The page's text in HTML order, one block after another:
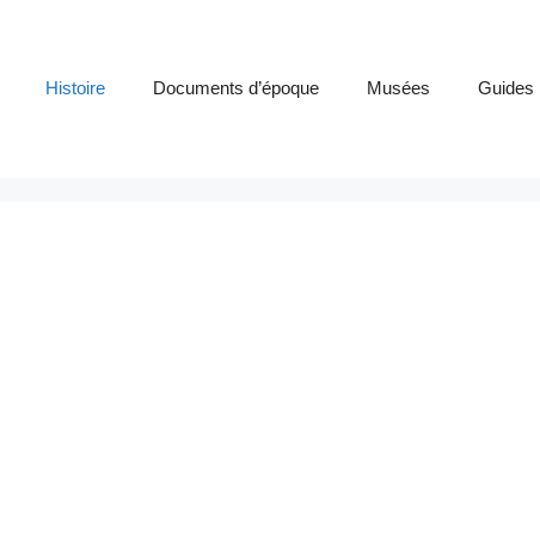
Histoire Documents d’époque Musées Guides